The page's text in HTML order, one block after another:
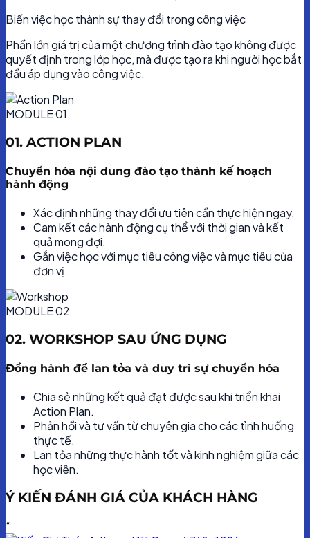
Biến việc học thành sự thay đổi trong công việc
Phần lớn giá trị của một chương trình đào tạo không được
quyết định trong lớp học, mà được tạo ra khi người học bắt
đầu áp dụng vào công việc.
MODULE 01
01. ACTION PLAN
Chuyển hóa nội dung đào tạo thành kế hoạch
hành động
Xác định những thay đổi ưu tiên cần thực hiện ngay.
Cam kết các hành động cụ thể với thời gian và kết
quả mong đợi.
Gắn việc học với mục tiêu công việc và mục tiêu của
đơn vị.
MODULE 02
02. WORKSHOP SAU ỨNG DỤNG
Đồng hành để lan tỏa và duy trì sự chuyển hóa
Chia sẻ những kết quả đạt được sau khi triển khai
Action Plan.
Phản hồi và tư vấn từ chuyên gia cho các tình huống
thực tế.
Lan tỏa những thực hành tốt và kinh nghiệm giữa các
học viên.
Ý KIẾN ĐÁNH GIÁ CỦA KHÁCH HÀNG
“